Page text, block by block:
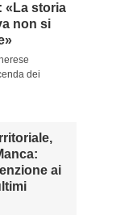
«La storia
non si
dei
ai